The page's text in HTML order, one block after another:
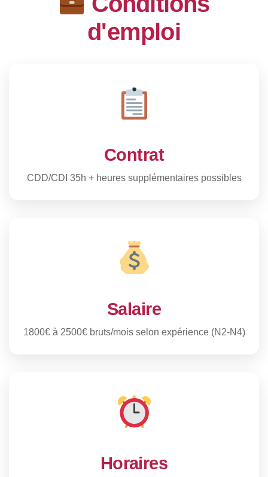
d'emploi
Contrat
CDD/CDI 35h + heures supplémentaires possibles
Salaire
1800€ à 2500€ bruts/mois selon expérience (N2-N4)
Horaires